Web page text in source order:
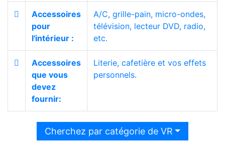
Accessoires
pour
l'intérieur :
A/C, grille-pain, micro-ondes,
télévision, lecteur DVD, radio,
etc.
Accessoires
que vous
devez
fournir:
Literie, cafetière et vos effets
personnels.
Cherchez par catégorie de VR